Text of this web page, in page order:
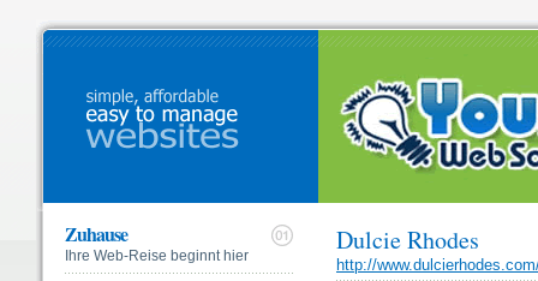
Zuhause
Ihre Web-Reise beginnt hier Dulcie Rhodes
http://